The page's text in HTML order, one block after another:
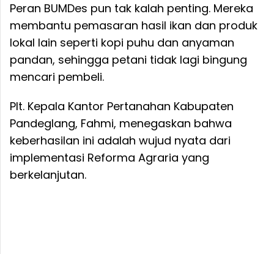
Peran BUMDes pun tak kalah penting. Mereka
membantu pemasaran hasil ikan dan produk
lokal lain seperti kopi puhu dan anyaman
pandan, sehingga petani tidak lagi bingung
mencari pembeli.
Plt. Kepala Kantor Pertanahan Kabupaten
Pandeglang, Fahmi, menegaskan bahwa
keberhasilan ini adalah wujud nyata dari
implementasi Reforma Agraria yang
berkelanjutan.